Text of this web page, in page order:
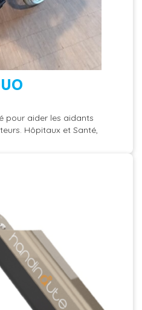
pour aider les aidants
Hôpitaux et Santé,